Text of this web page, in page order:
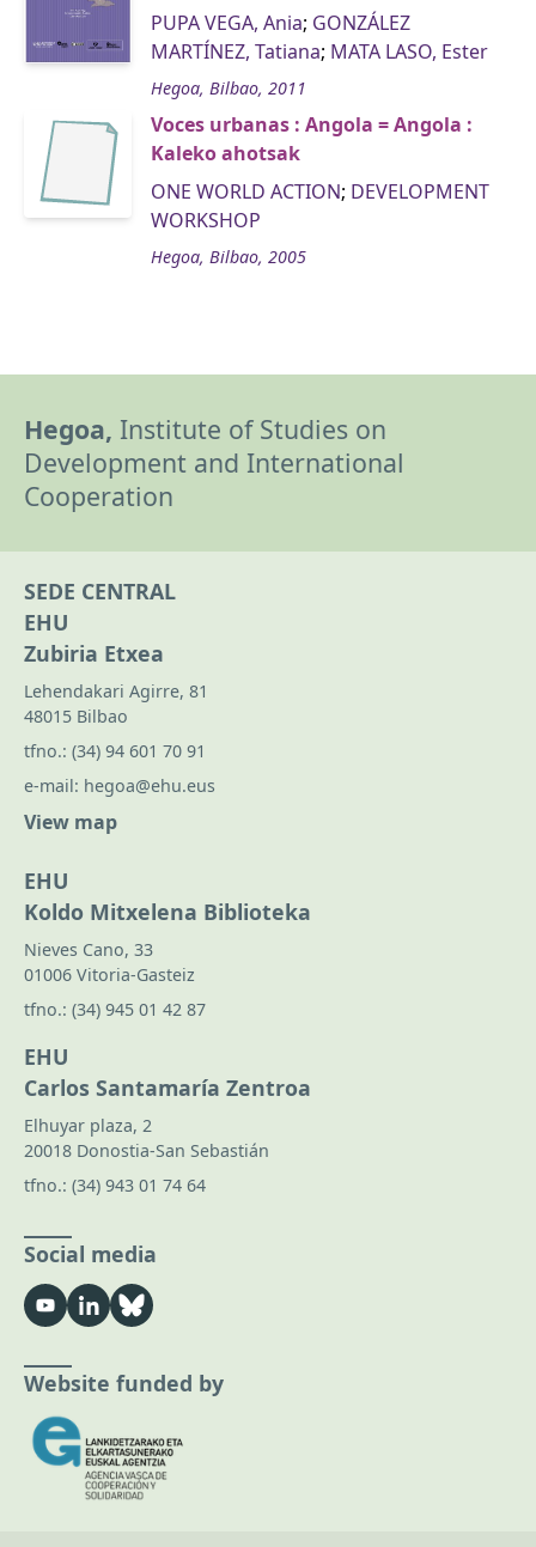
PUPA VEGA, Ania; GONZÁLEZ
MARTÍNEZ, Tatiana; MATA LASO, Ester
Hegoa, Bilbao, 2011
Voces urbanas : Angola = Angola :
Kaleko ahotsak
ONE WORLD ACTION; DEVELOPMENT
WORKSHOP
Hegoa, Bilbao, 2005
Hegoa, Institute of Studies on
Development and International
Cooperation
SEDE CENTRAL
EHU
Zubiria Etxea
Lehendakari Agirre, 81
48015 Bilbao
tfno.: (34) 94 601 70 91
e-mail: hegoa@ehu.eus
View map
EHU
Koldo Mitxelena Biblioteka
Nieves Cano, 33
01006 Vitoria-Gasteiz
tfno.: (34) 945 01 42 87
EHU
Carlos Santamaría Zentroa
Elhuyar plaza, 2
20018 Donostia-San Sebastián
tfno.: (34) 943 01 74 64
Social media
Website funded by